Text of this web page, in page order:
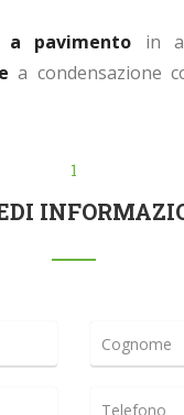
a pavimento in
a condensazione
1